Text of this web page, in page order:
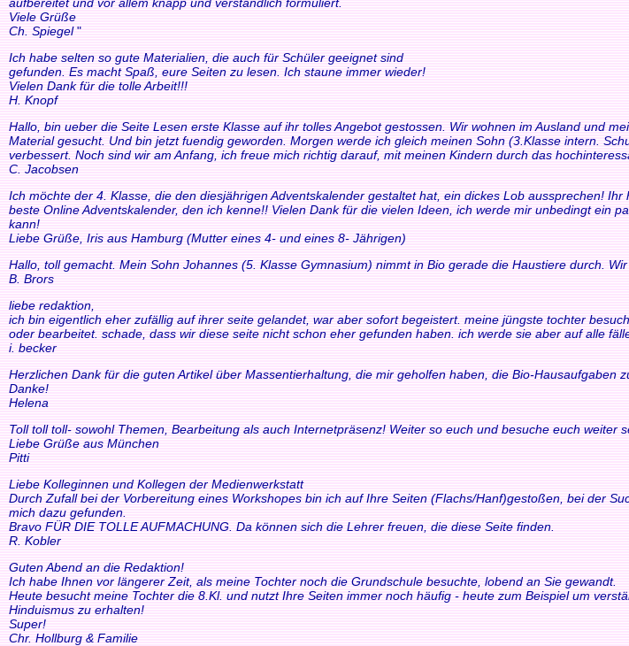
Viele Grüße
Ch. Spiegel"
Ich habe selten so gute Materialien, die auch für Schüler geeignet sind
gefunden. Es macht Spaß, eure Seiten zu lesen. Ich staune immer wieder!
Vielen Dank für die tolle Arbeit!!!
H. Knopf
Hallo, bin ueber die Seite Lesen erste Klasse auf ihr tolles Angebot gestossen. Wir wohnen im Ausland und
Material gesucht. Und bin jetzt fuendig geworden. Morgen werde ich gleich meinen Sohn (3.Klasse intern.
verbessert. Noch sind wir am Anfang, ich freue mich richtig darauf, mit meinen Kindern durch das
C. Jacobsen
Ich möchte der 4. Klasse, die den diesjährigen Adventskalender gestaltet hat, ein dickes Lob aussprechen!
beste Online Adventskalender, den ich kenne!! Vielen Dank für die vielen Ideen, ich werde mir unbedingt
kann!
Liebe Grüße, Iris aus Hamburg (Mutter eines 4- und eines 8- Jährigen)
Hallo, toll gemacht. Mein Sohn Johannes (5. Klasse Gymnasium) nimmt in Bio gerade die Haustiere durch.
B. Brors
liebe redaktion,
ich bin eigentlich eher zufällig auf ihrer seite gelandet, war aber sofort begeistert. meine jüngste tochter
oder bearbeitet. schade, dass wir diese seite nicht schon eher gefunden haben. ich werde sie aber auf alle
i. becker
Herzlichen Dank für die guten Artikel über Massentierhaltung, die mir geholfen haben, die Bio-Hausaufgaben
Danke!
Helena
Toll toll toll- sowohl Themen, Bearbeitung als auch Internetpräsenz! Weiter so euch und besuche euch weiter
Liebe Grüße aus München
Pitti
Liebe Kolleginnen und Kollegen der Medienwerkstatt
Durch Zufall bei der Vorbereitung eines Workshopes bin ich auf Ihre Seiten (Flachs/Hanf)gestoßen, bei der
mich dazu gefunden.
Bravo FÜR DIE TOLLE AUFMACHUNG. Da können sich die Lehrer freuen, die diese Seite finden.
R. Kobler
Guten Abend an die Redaktion!
Ich habe Ihnen vor längerer Zeit, als meine Tochter noch die Grundschule besuchte, lobend an Sie gewandt.
Heute besucht meine Tochter die 8.Kl. und nutzt Ihre Seiten immer noch häufig - heute zum Beispiel um
Hinduismus zu erhalten!
Super!
Chr. Hollburg & Familie